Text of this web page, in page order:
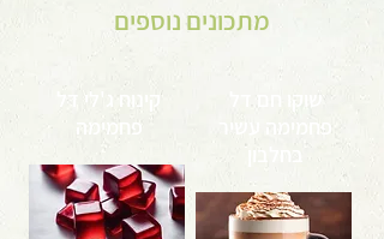
מתכונים נוספים
שוקו חם דל
פחמימה עשיר
בחלבון
קינוח ג'לי דל
פחמימה